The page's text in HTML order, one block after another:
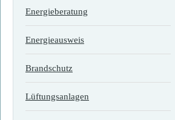
Energieberatung
Energieausweis
Brandschutz
Lüftungsanlagen